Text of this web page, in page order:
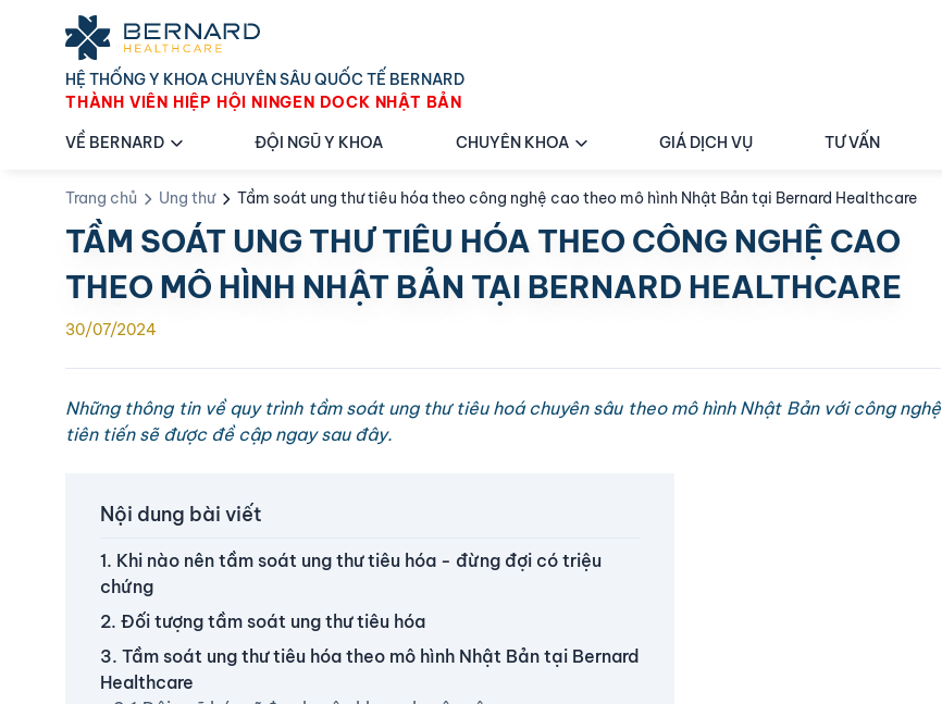
HỆ THỐNG Y KHOA CHUYÊN SÂU QUỐC TẾ BERNARD
THÀNH VIÊN HIỆP HỘI NINGEN DOCK NHẬT BẢN
VỀ BERNARD ĐỘI NGŨ Y KHOA CHUYÊN KHOA GIÁ DỊCH VỤ TƯ VẤN
Trang chủ Ung thư Tầm soát ung thư tiêu hóa theo công nghệ cao theo mô hình Nhật Bản tại Bernard Healthcare
TẦM SOÁT UNG THƯ TIÊU HÓA THEO CÔNG NGHỆ CAO
THEO MÔ HÌNH NHẬT BẢN TẠI BERNARD HEALTHCARE
30/07/2024
Những thông tin về quy trình tầm soát ung thư tiêu hoá chuyên sâu theo mô hình Nhật Bản với công nghệ
tiên tiến sẽ được đề cập ngay sau đây.
Nội dung bài viết
1. Khi nào nên tầm soát ung thư tiêu hóa - đừng đợi có triệu
chứng
2. Đối tượng tầm soát ung thư tiêu hóa
3. Tầm soát ung thư tiêu hóa theo mô hình Nhật Bản tại Bernard
Healthcare